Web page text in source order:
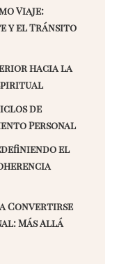
Viaje:
y el Tránsito
hacia la
de
Personal
el
Convertirse
Más Allá